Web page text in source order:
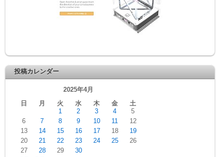
投稿カレンダー
2025年4月
日
月 火 水 木 金
土
1
2 3 4
5
6
7 8 9 10 11
12
13
14 15 16 17 18
19
20
21 22 23 24 25
26
27
28 29
30